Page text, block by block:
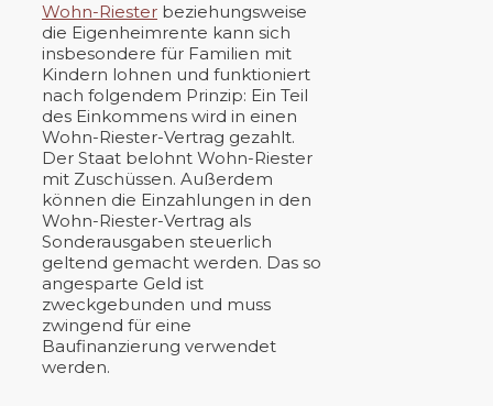
Wohn-Riester beziehungsweise
die Eigenheimrente kann sich
insbesondere für Familien mit
Kindern lohnen und funktioniert
nach folgendem Prinzip: Ein Teil
des Einkommens wird in einen
Wohn-Riester-Vertrag gezahlt.
Der Staat belohnt Wohn-Riester
mit Zuschüssen. Außerdem
können die Einzahlungen in den
Wohn-Riester-Vertrag als
Sonderausgaben steuerlich
geltend gemacht werden. Das so
angesparte Geld ist
zweckgebunden und muss
zwingend für eine
Baufinanzierung verwendet
werden.